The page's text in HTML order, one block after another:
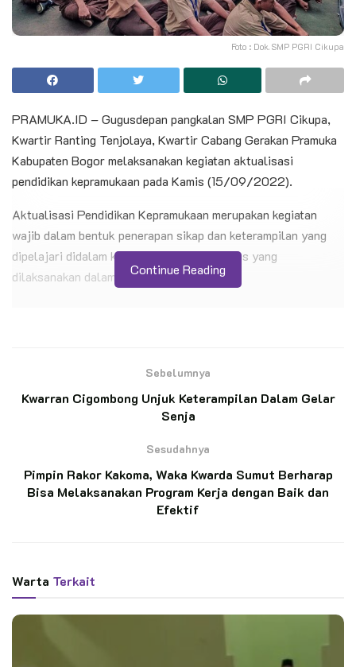
Foto : Dok. SMP PGRI Cikupa
PRAMUKA.ID – Gugusdepan pangkalan SMP PGRI Cikupa,
Kwartir Ranting Tenjolaya, Kwartir Cabang Gerakan Pramuka
Kabupaten Bogor melaksanakan kegiatan aktualisasi
pendidikan kepramukaan pada Kamis (15/09/2022).
Aktualisasi Pendidikan Kepramukaan merupakan kegiatan
wajib dalam bentuk penerapan sikap dan keterampilan yang
dipelajari didalam kelas maupun diluar kelas yang
dilaksanakan dalam kelas.
Perkemahan Gelar Doa Bersama
Pelantikan 11 Pramuka Pandega Perdana KBRI
Kegiatan aktualisasi dengan peserta seluruh siswa-siswi
formal.
Continue Reading
Sebelumnya
Kwarran Cigombong Unjuk Keterampilan Dalam Gelar
Senja
Sesudahnya
Pimpin Rakor Kakoma, Waka Kwarda Sumut Berharap
Bisa Melaksanakan Program Kerja dengan Baik dan
Efektif
Warta Terkait